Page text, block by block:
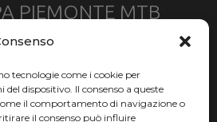
tecnologie come i cookie per
dispositivo. Il consenso a queste
il comportamento di navigazione o
il consenso può influire
PIEMONTE MTB
FIAB FINALE LIGURE
INSUBRIA BIKE FESTIVAL
BIKE DELLA BRIANZA